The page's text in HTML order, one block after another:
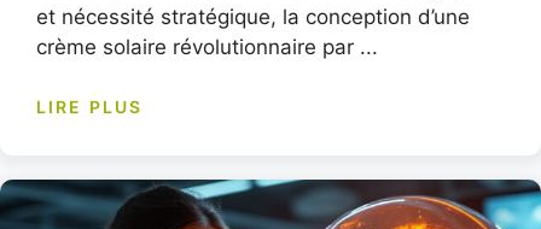
et nécessité stratégique, la conception d’une
crème solaire révolutionnaire par ...
LIRE PLUS